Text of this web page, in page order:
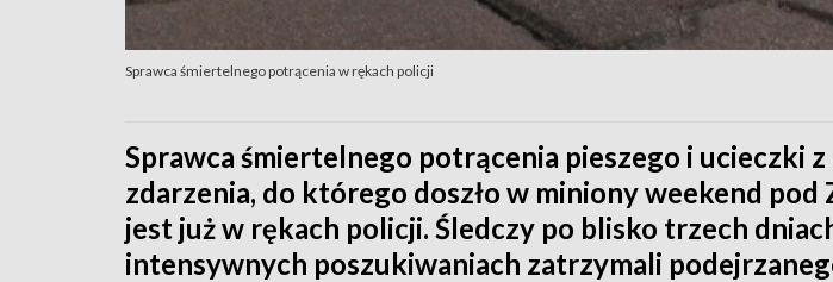
Sprawca śmiertelnego potrącenia w rękach policji
Sprawca śmiertelnego potrącenia pieszego i ucieczki z
zdarzenia, do którego doszło w miniony weekend pod
jest już w rękach policji. Śledczy po blisko trzech
intensywnych poszukiwaniach zatrzymali